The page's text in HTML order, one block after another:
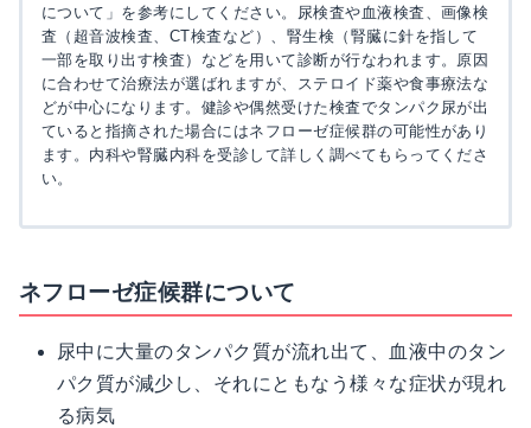
について」を参考にしてください。尿検査や血液検査、画像検
査（超音波検査、CT検査など）、腎生検（腎臓に針を指して
一部を取り出す検査）などを用いて診断が行なわれます。原因
に合わせて治療法が選ばれますが、ステロイド薬や食事療法な
どが中心になります。健診や偶然受けた検査でタンパク尿が出
ていると指摘された場合にはネフローゼ症候群の可能性があり
ます。内科や腎臓内科を受診して詳しく調べてもらってくださ
い。
ネフローゼ症候群について
尿中に大量のタンパク質が流れ出て、血液中のタン
パク質が減少し、それにともなう様々な症状が現れ
る病気